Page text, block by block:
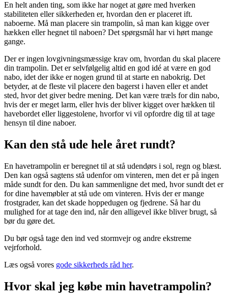
En helt anden ting, som ikke har noget at gøre med hverken
stabiliteten eller sikkerheden er, hvordan den er placeret ift.
naboerne. Må man placere sin trampolin, så man kan kigge over
hækken eller hegnet til naboen? Det spørgsmål har vi hørt mange
gange.
Der er ingen lovgivningsmæssige krav om, hvordan du skal placere
din trampolin. Det er selvfølgelig altid en god idé at være en god
nabo, idet der ikke er nogen grund til at starte en nabokrig. Det
betyder, at de fleste vil placere den bagerst i haven eller et andet
sted, hvor det giver bedre mening. Det kan være træls for din nabo,
hvis der er meget larm, eller hvis der bliver kigget over hækken til
havebordet eller liggestolene, hvorfor vi vil opfordre dig til at tage
hensyn til dine naboer.
Kan den stå ude hele året rundt?
En havetrampolin er beregnet til at stå udendørs i sol, regn og blæst.
Den kan også sagtens stå udenfor om vinteren, men det er på ingen
måde sundt for den. Du kan sammenligne det med, hvor sundt det er
for dine havemøbler at stå ude om vinteren. Hvis der er mange
frostgrader, kan det skade hoppedugen og fjedrene. Så har du
mulighed for at tage den ind, når den alligevel ikke bliver brugt, så
bør du gøre det.
Du bør også tage den ind ved stormvejr og andre ekstreme
vejrforhold.
Læs også vores gode sikkerheds råd her.
Hvor skal jeg købe min havetrampolin?